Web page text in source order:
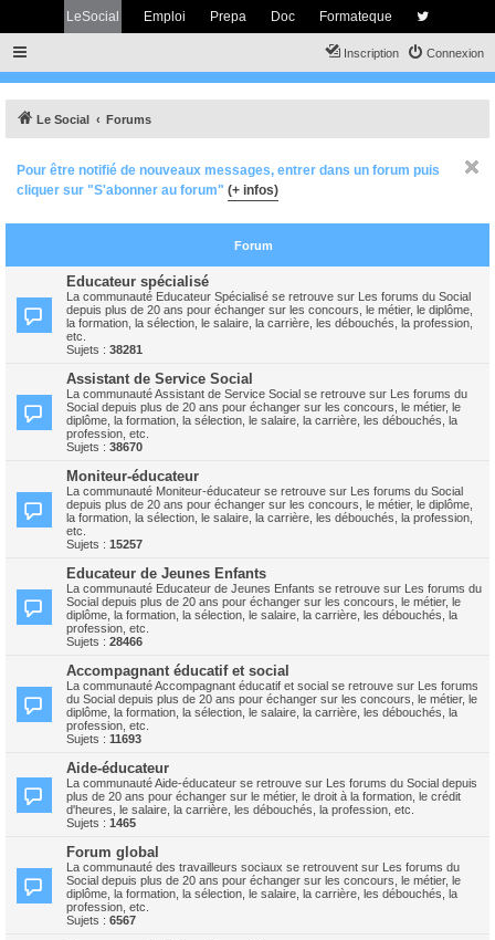
LeSocial Emploi Prepa Doc Formateque
Connexion
Inscription
Le Social Forums
Pour être notifié de nouveaux messages, entrer dans un forum puis
cliquer sur "S'abonner au forum" (+ infos)
Forum
Educateur spécialisé
La communauté Educateur Spécialisé se retrouve sur Les forums du Social
depuis plus de 20 ans pour échanger sur les concours, le métier, le diplôme,
la formation, la sélection, le salaire, la carrière, les débouchés, la profession,
etc.
Sujets : 38281
Assistant de Service Social
La communauté Assistant de Service Social se retrouve sur Les forums du
Social depuis plus de 20 ans pour échanger sur les concours, le métier, le
diplôme, la formation, la sélection, le salaire, la carrière, les débouchés, la
profession, etc.
Sujets : 38670
Moniteur-éducateur
La communauté Moniteur-éducateur se retrouve sur Les forums du Social
depuis plus de 20 ans pour échanger sur les concours, le métier, le diplôme,
la formation, la sélection, le salaire, la carrière, les débouchés, la profession,
etc.
Sujets : 15257
Educateur de Jeunes Enfants
La communauté Educateur de Jeunes Enfants se retrouve sur Les forums du
Social depuis plus de 20 ans pour échanger sur les concours, le métier, le
diplôme, la formation, la sélection, le salaire, la carrière, les débouchés, la
profession, etc.
Sujets : 28466
Accompagnant éducatif et social
La communauté Accompagnant éducatif et social se retrouve sur Les forums
du Social depuis plus de 20 ans pour échanger sur les concours, le métier, le
diplôme, la formation, la sélection, le salaire, la carrière, les débouchés, la
profession, etc.
Sujets : 11693
Aide-éducateur
La communauté Aide-éducateur se retrouve sur Les forums du Social depuis
plus de 20 ans pour échanger sur le métier, le droit à la formation, le crédit
d'heures, le salaire, la carrière, les débouchés, la profession, etc.
Sujets : 1465
Forum global
La communauté des travailleurs sociaux se retrouvent sur Les forums du
Social depuis plus de 20 ans pour échanger sur les concours, le métier, le
diplôme, la formation, la sélection, le salaire, la carrière, les débouchés, la
profession, etc.
Sujets : 6567